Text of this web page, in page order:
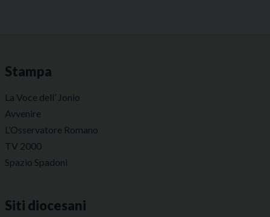
Stampa
La Voce dell’ Jonio
Avvenire
L’Osservatore Romano
TV 2000
Spazio Spadoni
Siti diocesani